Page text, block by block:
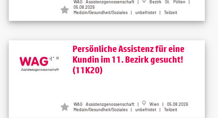
WAG Assistenzgenossenschaft |
Bezirk St. Pölten |
05.08.2026
Medizin/Gesundheit/Soziales | unbefristet | Teilzeit
Persönliche Assistenz für eine
Kundin im 11. Bezirk gesucht!
(11K20)
WAG Assistenzgenossenschaft |
Wien | 05.08.2026
Medizin/Gesundheit/Soziales | unbefristet | Teilzeit